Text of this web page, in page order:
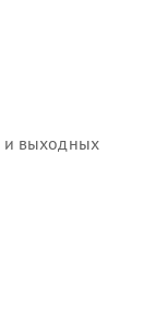
и выходных